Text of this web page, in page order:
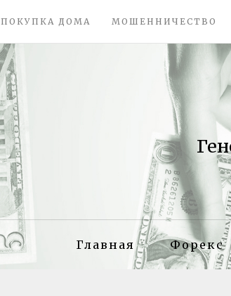
ПОКУПКА ДОМА МОШЕННИЧЕСТВО
Главная Форекс